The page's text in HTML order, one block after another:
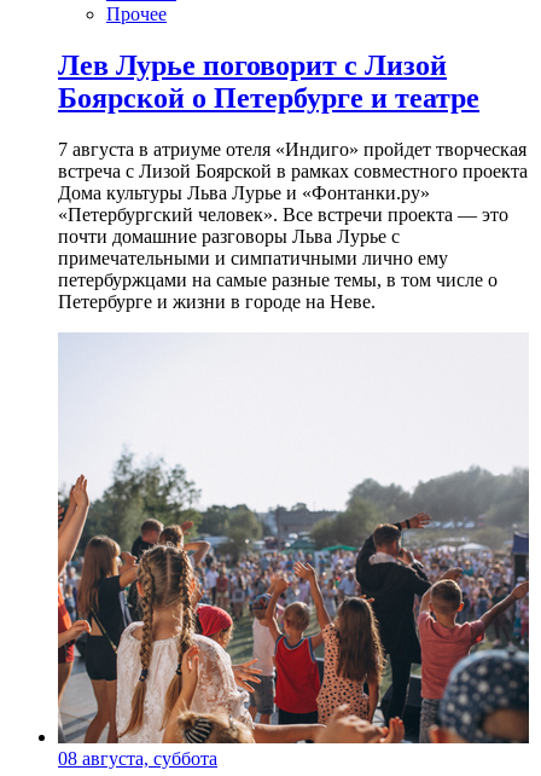
Прочее
Лев Лурье поговорит с Лизой
Боярской о Петербурге и театре
7 августа в атриуме отеля «Индиго» пройдет творческая
встреча с Лизой Боярской в рамках совместного проекта
Дома культуры Льва Лурье и «Фонтанки.ру»
«Петербургский человек». Все встречи проекта — это
почти домашние разговоры Льва Лурье с
примечательными и симпатичными лично ему
петербуржцами на самые разные темы, в том числе о
Петербурге и жизни в городе на Неве.
08 августа, суббота